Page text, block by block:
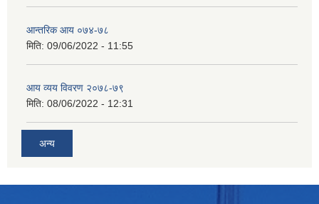
आन्तरिक आय ०७४-७८
मिति: 09/06/2022 - 11:55
आय व्यय विवरण २०७८-७९
मिति: 08/06/2022 - 12:31
अन्य